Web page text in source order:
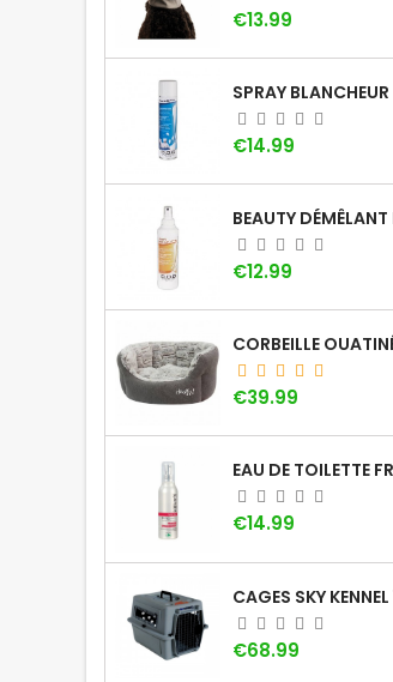
Price
€13.99
Price
€14.99
Price
€12.99
Price
€39.99
Price
€14.99
Price
€68.99